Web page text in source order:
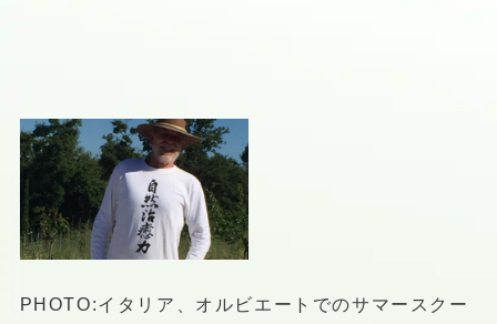
PHOTO:イタリア、オルビエートでのサマースクー